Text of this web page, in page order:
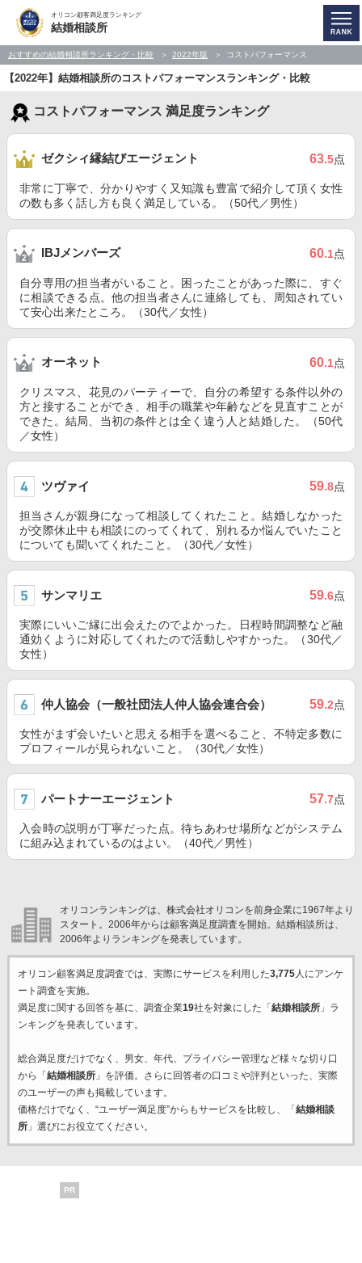
オリコン顧客満足度ランキング
結婚相談所
おすすめの結婚相談所ランキング・比較 2022年版 コストパフォーマンス
【2022年】結婚相談所のコストパフォーマンスランキング・比較
コストパフォーマンス 満足度ランキング
ゼクシィ縁結びエージェント 63.5点
非常に丁寧で、分かりやすく又知識も豊富で紹介して頂く女性
の数も多く話し方も良く満足している。（50代／男性）
IBJメンバーズ 60.1点
自分専用の担当者がいること。困ったことがあった際に、すぐ
に相談できる点。他の担当者さんに連絡しても、周知されてい
て安心出来たところ。（30代／女性）
オーネット 60.1点
クリスマス、花見のパーティーで、自分の希望する条件以外の
方と接することができ、相手の職業や年齢などを見直すことが
できた。結局、当初の条件とは全く違う人と結婚した。（50代
／女性）
ツヴァイ 59.8点
担当さんが親身になって相談してくれたこと。結婚しなかった
が交際休止中も相談にのってくれて、別れるか悩んでいたこと
についても聞いてくれたこと。（30代／女性）
サンマリエ 59.6点
実際にいいご縁に出会えたのでよかった。日程時間調整など融
通効くように対応してくれたので活動しやすかった。（30代／
女性）
仲人協会（一般社団法人仲人協会連合会） 59.2点
女性がまず会いたいと思える相手を選べること、不特定多数に
プロフィールが見られないこと。（30代／女性）
パートナーエージェント 57.7点
入会時の説明が丁寧だった点。待ちあわせ場所などがシステム
に組み込まれているのはよい。（40代／男性）
オリコンランキングは、株式会社オリコンを前身企業に1967年より
スタート。2006年からは顧客満足度調査を開始。結婚相談所は、
2006年よりランキングを発表しています。
オリコン顧客満足度調査では、実際にサービスを利用した3,775人にアンケ
ート調査を実施。
満足度に関する回答を基に、調査企業19社を対象にした「 結婚相談所」ラ
ンキングを発表しています。
総合満足度だけでなく、男女、年代、プライバシー管理など様々な切り口
から「 結婚相談所」を評価。さらに回答者の口コミや評判といった、実際
のユーザーの声も掲載しています。
価格だけでなく、“ユーザー満足度”からもサービスを比較し、「 結婚相談
所」選びにお役立てください。
PR